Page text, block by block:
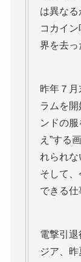
は異な
コカイ
界を去っ
昨年７
ラムを
ンドの
え”する
れられな
そして
できる仕
電撃引
ジア、